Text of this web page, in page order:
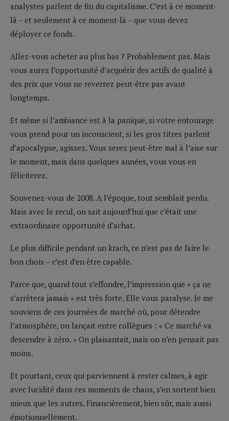
analystes parlent de fin du capitalisme. C’est à ce moment-
là – et seulement à ce moment-là – que vous devez
déployer ce fonds.
Allez-vous acheter au plus bas ? Probablement pas. Mais
vous aurez l’opportunité d’acquérir des actifs de qualité à
des prix que vous ne reverrez peut-être pas avant
longtemps.
Et même si l’ambiance est à la panique, si votre entourage
vous prend pour un inconscient, si les gros titres parlent
d’apocalypse, agissez. Vous serez peut-être mal à l’aise sur
le moment, mais dans quelques années, vous vous en
féliciterez.
Souvenez-vous de 2008. A l’époque, tout semblait perdu.
Mais avec le recul, on sait aujourd’hui que c’était une
extraordinaire opportunité d’achat.
Le plus difficile pendant un krach, ce n’est pas de faire le
bon choix – c’est d’en être capable.
Parce que, quand tout s’effondre, l’impression que « ça ne
s’arrêtera jamais » est très forte. Elle vous paralyse. Je me
souviens de ces journées de marché où, pour détendre
l’atmosphère, on lançait entre collègues : « Ce marché va
descendre à zéro. » On plaisantait, mais on n’en pensait pas
moins.
Et pourtant, ceux qui parviennent à rester calmes, à agir
avec lucidité dans ces moments de chaos, s’en sortent bien
mieux que les autres. Financièrement, bien sûr, mais aussi
émotionnellement.